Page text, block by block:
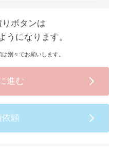
ボタンは
うになります。
別々でお願いします。
進む
依頼